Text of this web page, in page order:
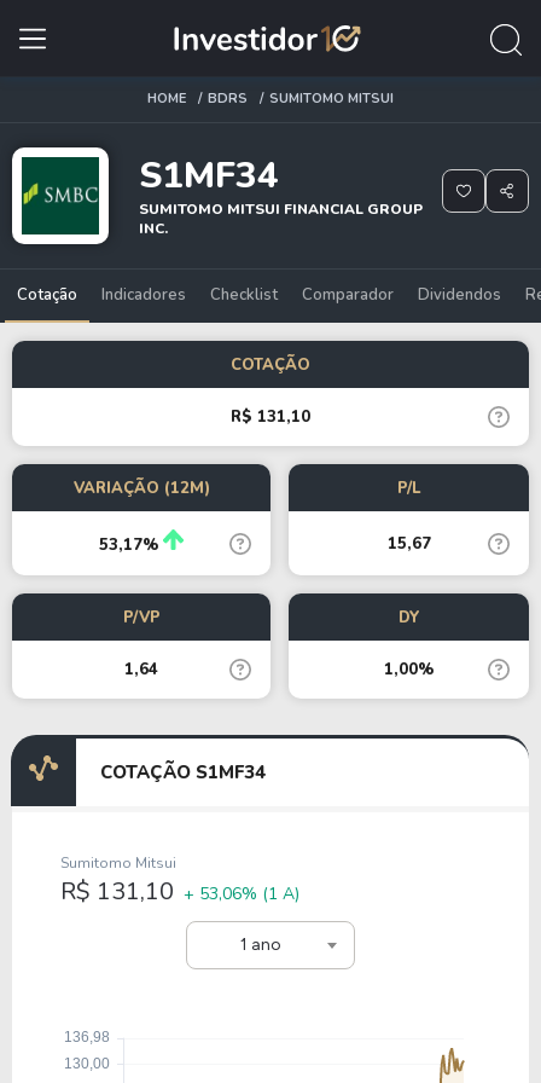
HOME BDRS SUMITOMO MITSUI
S1MF34
SUMITOMO MITSUI FINANCIAL GROUP
INC.
Cotação Indicadores Checklist Comparador Dividendos
COTAÇÃO
R$ 131,10
VARIAÇÃO (12M)
53,17%
P/L
15,67
P/VP
1,64
DY
1,00%
COTAÇÃO S1MF34
1 ano
Sumitomo Mitsui
R$ 131,10 + 53,06% (1 A)